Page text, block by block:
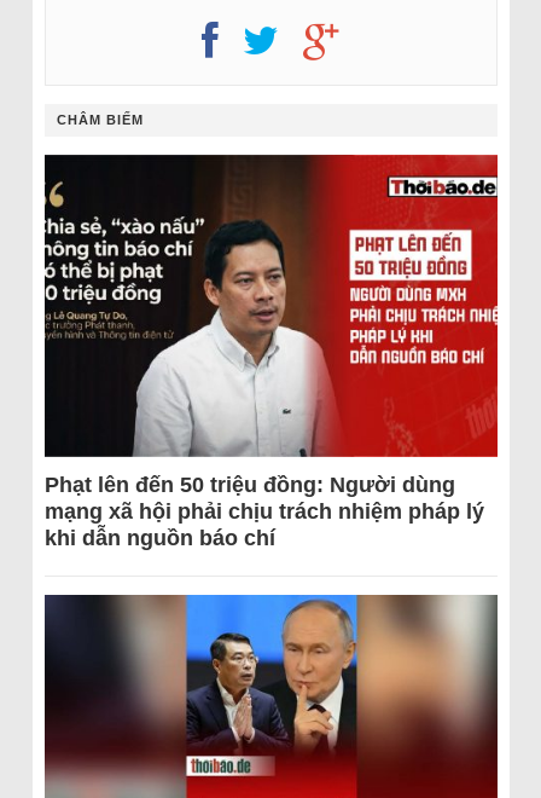
CHÂM BIẾM
Phạt lên đến 50 triệu đồng: Người dùng
mạng xã hội phải chịu trách nhiệm pháp lý
khi dẫn nguồn báo chí